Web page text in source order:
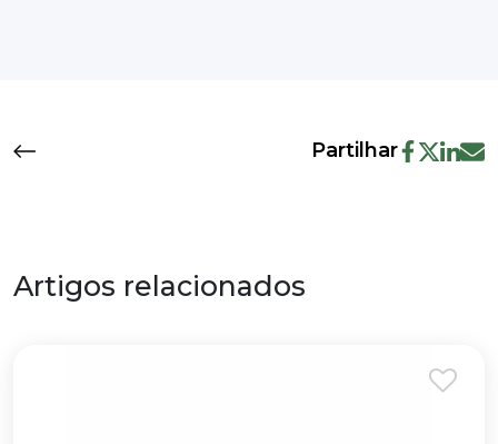
Partilhar
Artigos relacionados